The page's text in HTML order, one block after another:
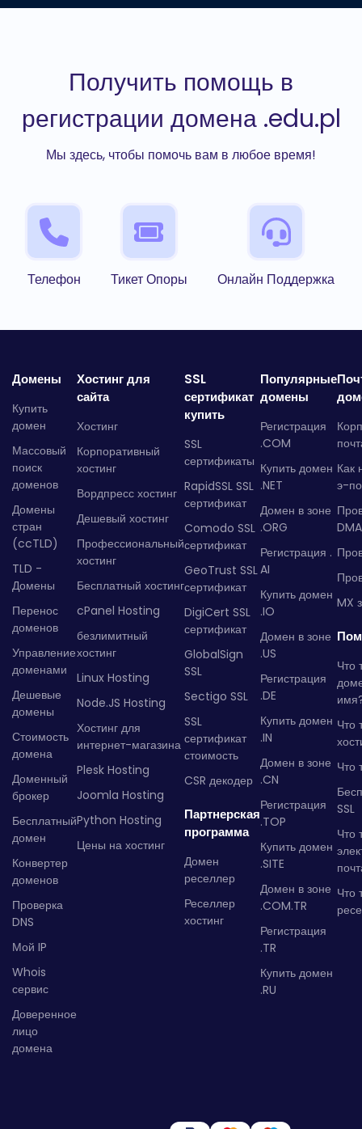
Получить помощь в
регистрации домена .edu.pl
Мы здесь, чтобы помочь вам в любое время!
Телефон Тикет Опоры Онлайн Поддержка
Домены
Купить
домен
Массовый
поиск
доменов
Домены
стран
(ccTLD)
TLD -
Домены
Перенос
доменов
Управление
доменами
Дешевые
домены
Стоимость
домена
Доменный
брокер
Бесплатный
домен
Конвертер
доменов
Проверка
DNS
Мой IP
Whois
сервис
Доверенное
лицо
домена
Хостинг для
сайта
Хостинг
Корпоративный
хостинг
Вордпресс хостинг
Дешевый хостинг
Профессиональный
хостинг
Бесплатный хостинг
cPanel Hosting
безлимитный
хостинг
Linux Hosting
Node.JS Hosting
Хостинг для
интернет-магазина
Plesk Hosting
Joomla Hosting
Python Hosting
Цены на хостинг
SSL
сертификат
купить
SSL
сертификаты
RapidSSL SSL
сертификат
Comodo SSL
сертификат
GeoTrust SSL
сертификат
DigiCert SSL
сертификат
GlobalSign
SSL
Sectigo SSL
SSL
сертификат
стоимость
CSR декодер
Партнерская
программа
Домен
реселлер
Реселлер
хостинг
Популярные
домены
Регистрация
.COM
Купить домен
.NET
Домен в зоне
.ORG
Регистрация .
AI
Купить домен
.IO
Домен в зоне
.US
Регистрация
.DE
Купить домен
.IN
Домен в зоне
.CN
Регистрация
.TOP
Купить домен
.SITE
Домен в зоне
.COM.TR
Регистрация
.TR
Купить домен
.RU
Как
э-
MX
Что
Что
Что
SSL
Что
Что